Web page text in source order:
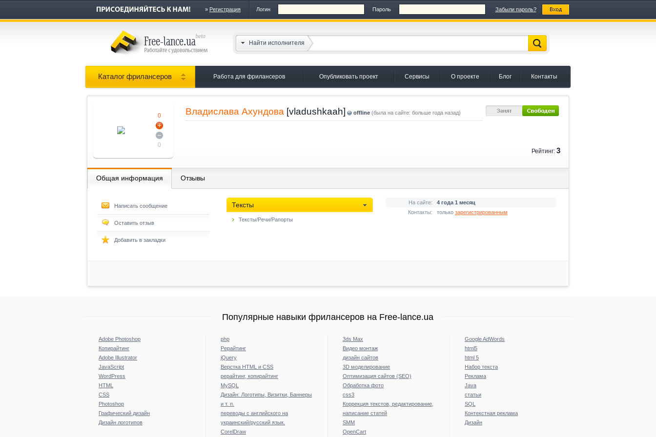
» Регистрация Логин Пароль Забыли пароль?
Найти исполнителя
Каталог фрилансеров Работа для фрилансеров Опубликовать проект Сервисы О проекте Блог Контакты
0
0
Владислава Ахундова [vladushkaah] offline (была на сайте: больше года назад)
Рейтинг: 3
Общая информация Отзывы
Написать сообщение
Оставить отзыв
Добавить в закладки
Тексты
Тексты/Речи/Рапорты
На сайте:
4 года 1 месяц
Контакты:
только зарегистрированным
Популярные навыки фрилансеров на Free-lance.ua
Adobe Photoshop
Копирайтинг
Adobe Illustrator
JavaScript
WordPress
HTML
CSS
Photoshop
Графический дизайн
Дизайн логотипов
php
Рерайтинг
jQuery
Верстка HTML и CSS
рерайтинг, копирайтинг
MySQL
Дизайн: Логотипы, Визитки, Баннеры
и т. п.
переводы с английского на
украинский/русский язык.
CorelDraw
3ds Max
Видео монтаж
дизайн сайтов
3D моделирование
Оптимизация сайтов (SEO)
Обработка фото
css3
Коррекция текстов, редактирование,
написание статей
SMM
OpenCart
Google AdWords
html5
html 5
Набор текста
Реклама
Java
статьи
SQL
Контекстная реклама
Дизайн